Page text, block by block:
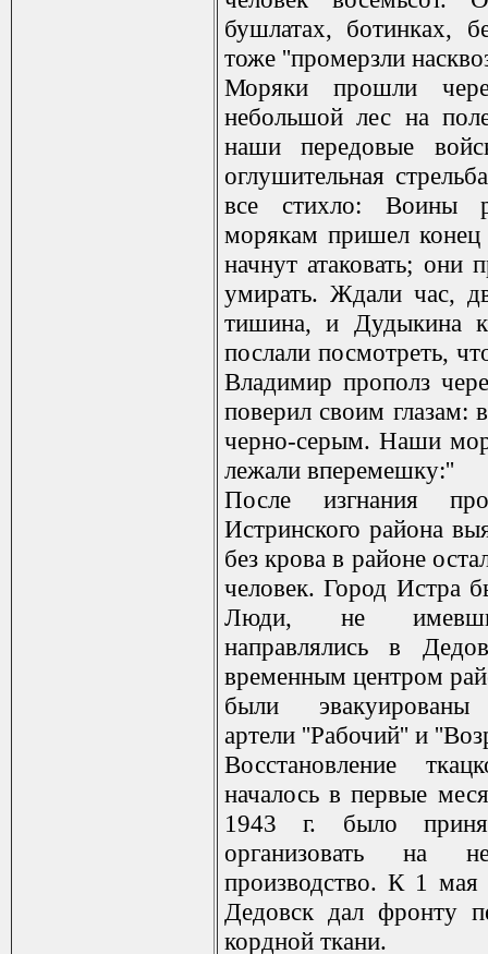
бушлатах, ботинках,
тоже ''промерзли
Моряки прошли
небольшой лес на
наши передовые
оглушительная
все стихло: Воины
морякам пришел
начнут атаковать; они
умирать. Ждали час,
тишина, и Дудыкина
послали посмотреть,
Владимир прополз
поверил своим глазам:
черно-серым. Наши
лежали вперемешку:''
После изгнания
Истринского района
без крова в районе
человек. Город Истра
Люди, не
направлялись в
временным центром
были эвакуированы
артели ''Рабочий'' и
Восстановление
началось в первые
1943 г. было
организовать на
производство. К 1 мая
Дедовск дал фронту
кордной ткани.